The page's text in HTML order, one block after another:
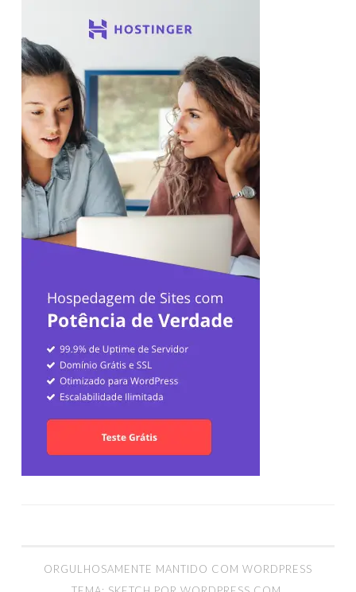
ORGULHOSAMENTE MANTIDO COM WORDPRESS